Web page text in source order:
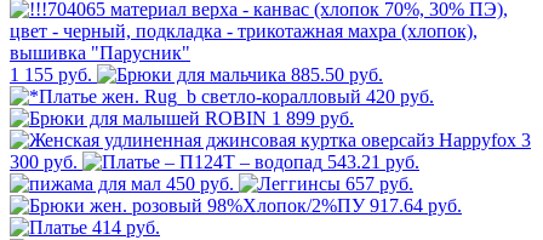
1 155 руб.
885.50 руб.
420 руб.
1 899 руб.
3
300 руб.
543.21 руб.
450 руб.
657 руб.
917.64 руб.
414 руб.